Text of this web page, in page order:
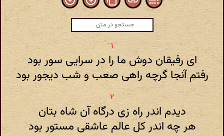
ای رفیقان دوش ما را در سرایی سور بود
رفتم آنجا گرچه راهی صعب و شب دیجور بود
دیدم اندر راه زی درگاه آن شاه بتان
هر چه اندر کل عالم عاشقی مستور بود